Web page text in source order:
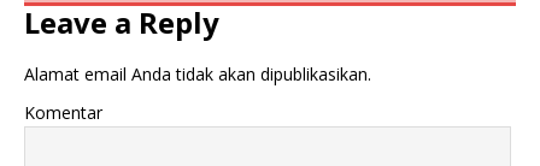
Leave a Reply
Alamat email Anda tidak akan dipublikasikan.
Komentar